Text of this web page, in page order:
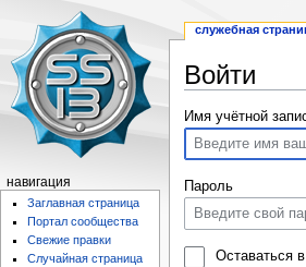
Войти
Перейти
навигации
Перейти
поиску
Имя учётной
Пароль
Оставаться
служебная
навигация
Заглавная страница
Портал сообщества
Свежие правки
Случайная страница